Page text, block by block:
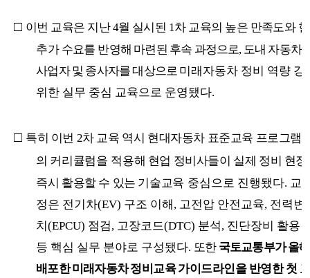
□ 이번 교육은 지난4월 실시된 1차 교육의 높은 만족도와
추가 수요를 반영해 마련된 후속 과정으로, 도내 자동차
사업자 및 종사자를 대상으로 미래자동차 정비 역량 강
위한 실무 중심 교육으로 운영됐다.
□ 특히 이번 2차 교육 역시 현대자동차 표준교육 프로그램
의 커리큘럼을 적용해 현업 정비사들이 실제 정비 현
즉시 활용할 수 있는 기술교육 중심으로 진행됐다. 교
정은 전기차(EV) 구조 이해 , 고전압 안전교육, 전력변
치(EPCU) 점검, 고장코드(DTC) 분석, 진단장비 활용
등 핵심 실무 분야로 구성됐다. 또한 국토교통부가 올
배포한 미래자동차정비교육 가이드라인을 반영한 첫